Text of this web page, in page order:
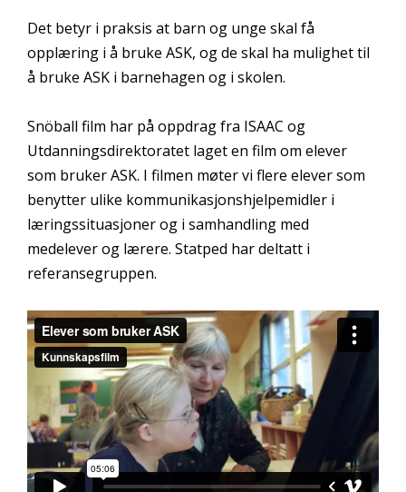
Det betyr i praksis at barn og unge skal få
opplæring i å bruke ASK, og de skal ha mulighet til
å bruke ASK i barnehagen og i skolen.
Snöball film har på oppdrag fra ISAAC og
Utdanningsdirektoratet laget en film om elever
som bruker ASK. I filmen møter vi flere elever som
benytter ulike kommunikasjonshjelpemidler i
læringssituasjoner og i samhandling med
medelever og lærere. Statped har deltatt i
referansegruppen.